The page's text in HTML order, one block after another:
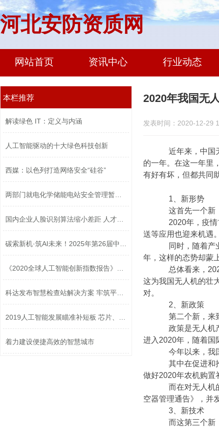
河北安防资质网
网站首页 资讯中心 行业动态
本栏推荐
解读绿色 IT：定义与内涵
人工智能驱动的十大绿色科技创新
西媒：以色列打造网络安全“硅谷”
着力建设便捷高效的智慧城市
2020年我国无
发表时间：2020-12-29
近年来，中国无
的一年。在这一年里
有好有坏，但都共同
1、新形势
这首先一个新
2020年，疫情首
送等应用也迎来机遇
同时，随着产业
年，这样的态势却蒙
总体看来，2020
这为我国无人机的壮
对。
2、新政策
第二个新，来
政策是无人机产
进入2020年，随着国
今年以来，我国
其中在促进和推
做好2020年农机购置
而在对无人机的
空器管理通告》，并
3、新技术
而这第三个新